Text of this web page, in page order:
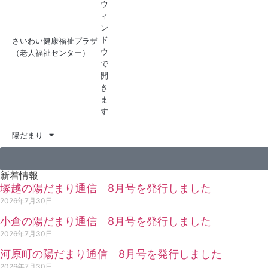
さいわい健康福祉プラザ
（老人福祉センター）
陽だまり
新着情報
塚越の陽だまり通信 8月号を発行しました
2026年7月30日
小倉の陽だまり通信 8月号を発行しました
2026年7月30日
河原町の陽だまり通信 8月号を発行しました